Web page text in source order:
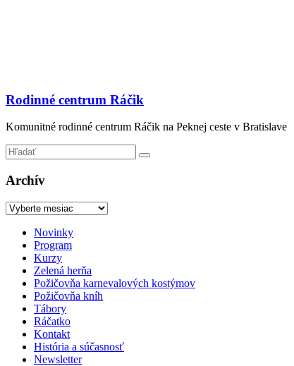
Rodinné centrum Ráčik
Komunitné rodinné centrum Ráčik na Peknej ceste v Bratislave
Archív
Archív
Menu
Novinky
Program
Kurzy
Zelená herňa
Požičovňa karnevalových kostýmov
Požičovňa kníh
Tábory
Ráčatko
Kontakt
História a súčasnosť
Newsletter